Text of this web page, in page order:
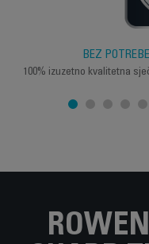
BEZ
100% izuzetno kvalitetna